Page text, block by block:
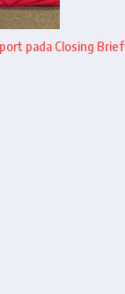
pada Closing Brief